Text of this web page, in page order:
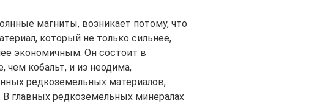
магниты, возникает потому, что
который не только сильнее,
экономичным. Он состоит в
чем кобальт, и из неодима,
редкоземельных материалов,
главных редкоземельных минералах